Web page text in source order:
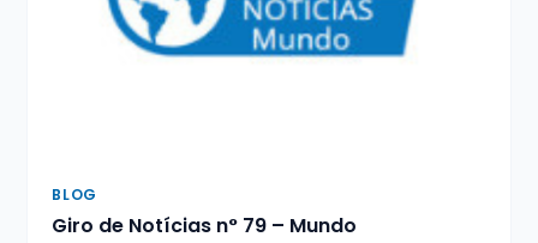
BLOG
Giro de Notícias n° 79 – Mundo